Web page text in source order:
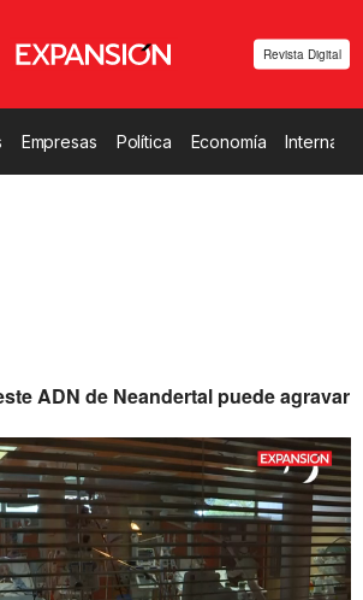
Revista Digital
Empresas Política Economía
ADN de Neandertal puede agravar